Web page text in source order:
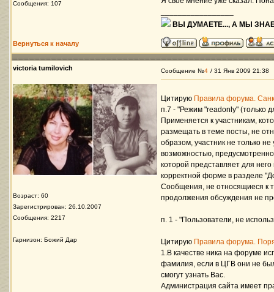
Сообщения: 107
ВЫ ДУМАЕТЕ..., А МЫ
Вернуться к началу
victoria tumilovich
Возраст: 60
Зарегистрирован: 26.10.2007
Сообщения: 2217
Гарнизон: Божий Дар
Сообщение №4 / 31 Янв 2009 21:38
Цитирую Правила форума.
п.7 - "Режим "readonly" (только
Применяется к участникам,
размещать в теме посты, не
образом, участник не только
возможностью,
которой представляет для
корректной форме в разделе
Сообщения, не относящиеся к
продолжения обсуждения не
п. 1 - "Пользователи, не
Цитирую Правила форума.
1.В качестве ника на форуме
фамилия, если в ЦГВ они не
смогут узнать Вас.
Администрация сайта имеет